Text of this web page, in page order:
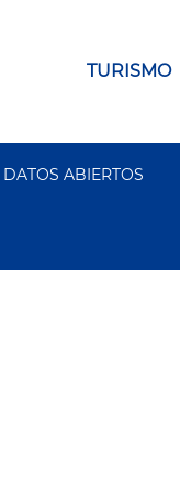
TURISMO
DATOS ABIERTOS